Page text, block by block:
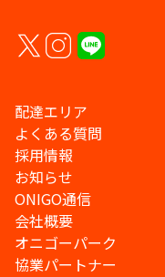
配達エリア
よくある質問
採用情報
お知らせ
ONIGO通信
会社概要
オニゴーパーク
協業パートナー